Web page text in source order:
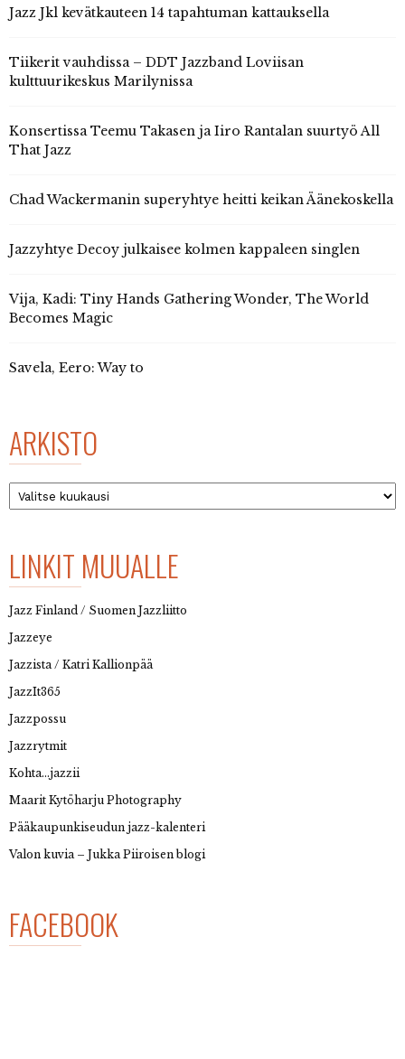
Jazz Jkl kevätkauteen 14 tapahtuman kattauksella
Tiikerit vauhdissa – DDT Jazzband Loviisan
kulttuurikeskus Marilynissa
Konsertissa Teemu Takasen ja Iiro Rantalan suurtyö All
That Jazz
Chad Wackermanin superyhtye heitti keikan Äänekoskella
Jazzyhtye Decoy julkaisee kolmen kappaleen singlen
Vija, Kadi: Tiny Hands Gathering Wonder, The World
Becomes Magic
Savela, Eero: Way to
ARKISTO
Arkisto
LINKIT MUUALLE
Jazz Finland / Suomen Jazzliitto
Jazzeye
Jazzista / Katri Kallionpää
JazzIt365
Jazzpossu
Jazzrytmit
Kohta…jazzii
Maarit Kytöharju Photography
Pääkaupunkiseudun jazz-kalenteri
Valon kuvia – Jukka Piiroisen blogi
FACEBOOK